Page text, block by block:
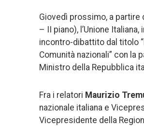
Giovedì prossimo, a partire
– II piano), l’Unione
incontro-dibattito dal titolo
Comunità nazionali” con la
Ministro della Repubblica
Fra i relatori Maurizio
nazionale italiana e
Vicepresidente della